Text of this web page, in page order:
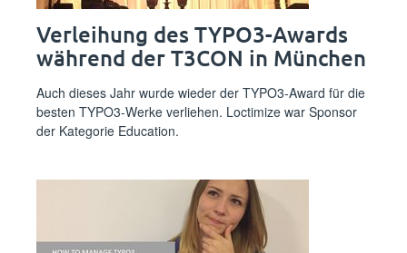
Verleihung des TYPO3-Awards
während der T3CON in München
Auch dieses Jahr wurde wieder der TYPO3-Award für die
besten TYPO3-Werke verliehen. Loctimize war Sponsor
der Kategorie Education.